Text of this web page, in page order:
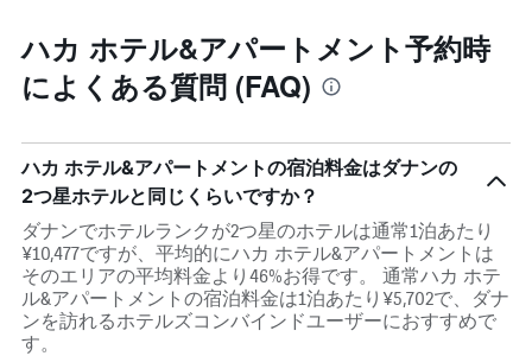
ハカ ホテル&アパートメント予約時
によくある質問 (FAQ)
ハカ ホテル&アパートメントの宿泊料金はダナンの
2つ星ホテルと同じくらいですか？
ダナンでホテルランクが2つ星のホテルは通常1泊あたり
¥10,477ですが、平均的にハカ ホテル&アパートメントは
そのエリアの平均料金より46%お得です。 通常ハカ ホテ
ル&アパートメントの宿泊料金は1泊あたり¥5,702で、ダナ
ンを訪れるホテルズコンバインドユーザーにおすすめで
す。